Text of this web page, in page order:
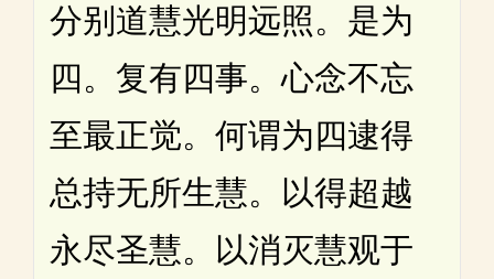
分别道慧光明远照。是为
四。复有四事。心念不忘
至最正觉。何谓为四逮得
总持无所生慧。以得超越
永尽圣慧。以消灭慧观于